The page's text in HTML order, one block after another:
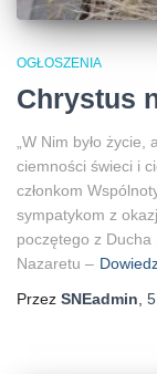
OGŁOSZENIA
Chrystus
„W Nim było życie,
ciemności świeci i
członkom
sympatykom z
poczętego z Ducha
Nazaretu –
Przez SNEadmin